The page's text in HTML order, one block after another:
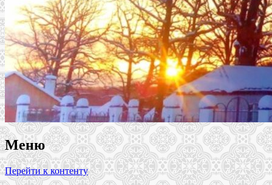
Меню
Перейти к контенту